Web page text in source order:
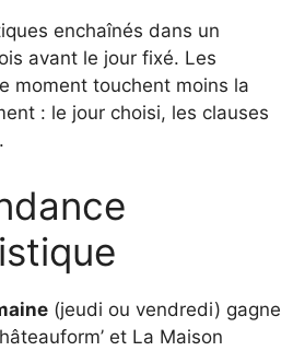
enchaînés dans un
avant le jour fixé. Les
moment touchent moins la
: le jour choisi, les clauses
(jeudi ou vendredi) gagne
et La Maison